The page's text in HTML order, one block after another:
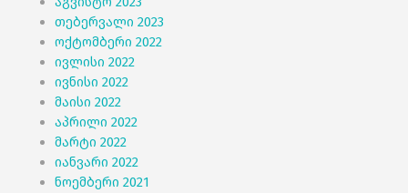
თებერვალი 2023
ოქტომბერი 2022
ივლისი 2022
ივნისი 2022
მაისი 2022
აპრილი 2022
მარტი 2022
იანვარი 2022
ნოემბერი 2021